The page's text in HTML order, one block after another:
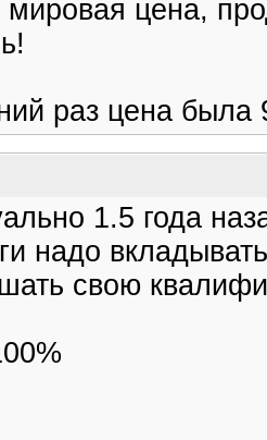
мировая цена,
раз цена была
1.5 года
надо
свою